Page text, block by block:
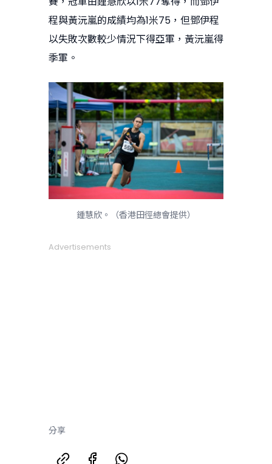
程與黃沅嵐的成績均為1米75，但鄧伊程
以失敗次數較少情況下得亞軍，黃沅嵐得
季軍。
鍾慧欣。（香港田徑總會提供）
Advertisements
分享